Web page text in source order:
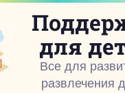
для
Все для
развлечения